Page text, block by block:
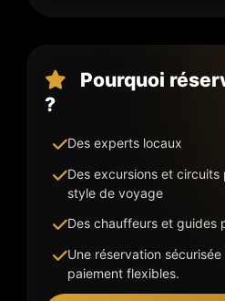
Pourquoi
?
Des experts locaux
Des excursions et
style de voyage
Des chauffeurs et guides
Une réservation
paiement flexibles.